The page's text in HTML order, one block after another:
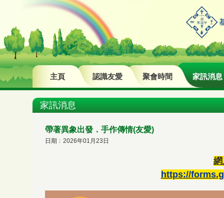
主頁 認識友愛 聚會時間 家訊消息
家訊消息
帶著異象出發．手作傳情(友愛)
日期﹕2026年01月23日
https://